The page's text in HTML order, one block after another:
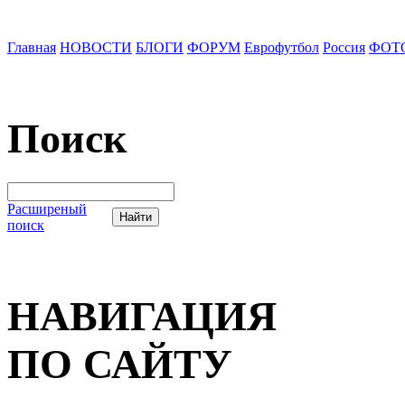
Главная НОВОСТИ БЛОГИ ФОРУМ Еврофутбол Россия
Поиск
Расширеный
поиск
НАВИГАЦИЯ
ПО САЙТУ